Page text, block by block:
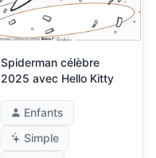
Spiderman célèbre
2025 avec Hello Kitty
Enfants
Simple